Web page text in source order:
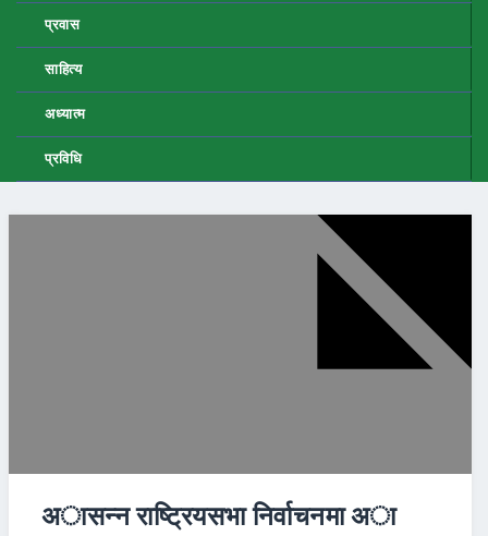
प्रवास
साहित्य
अध्यात्म
प्रविधि
अासन्न राष्ट्रियसभा निर्वाचनमा अा